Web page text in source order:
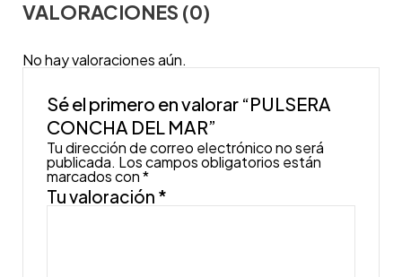
VALORACIONES (0)
No hay valoraciones aún.
Sé el primero en valorar “PULSERA
CONCHA DEL MAR”
Tu dirección de correo electrónico no será
publicada. Los campos obligatorios están
marcados con*
Tu valoración *